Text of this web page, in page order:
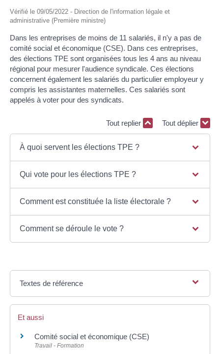
Vérifié le 09/05/2022 - Direction de l'information légale et
administrative (Première ministre)
Dans les entreprises de moins de 11 salariés, il n'y a pas de
comité social et économique (CSE). Dans ces entreprises,
des élections TPE sont organisées tous les 4 ans au niveau
régional pour mesurer l'audience syndicale. Ces élections
concernent également les salariés du particulier employeur y
compris les assistantes maternelles. Ces salariés sont
appelés à voter pour des syndicats.
Tout replier Tout déplier
À quoi servent les élections TPE ?
Qui vote pour les élections TPE ?
Comment est constituée la liste électorale ?
Comment se déroule le vote ?
Textes de référence
Et aussi
Comité social et économique (CSE)
Travail - Formation